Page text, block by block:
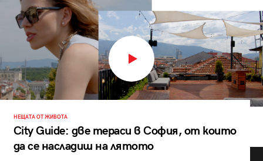
НЕЩАТА ОТ ЖИВОТА
City Guide: две тераси в София, от които
да се насладиш на лятото